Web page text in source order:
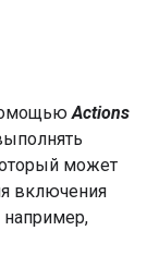
Actions
может
включения
например,